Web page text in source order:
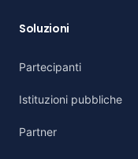
Soluzioni
Partecipanti
Istituzioni pubbliche
Partner